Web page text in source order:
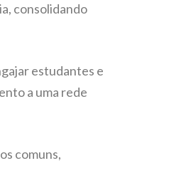
consolidando
estudantes e
a uma rede
comuns,